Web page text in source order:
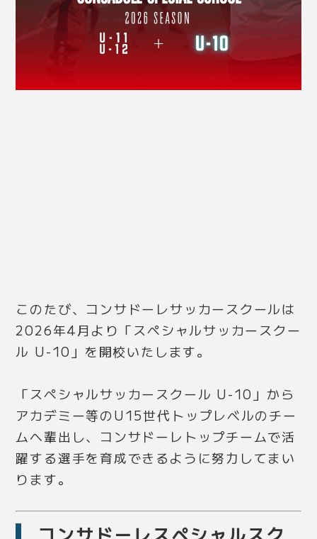
このたび、コンサドーレサッカースクールは
2026年4月より「スペシャルサッカースクー
ル U-10」を開校いたします。
「スペシャルサッカースクール U-10」から
アカデミー等のU15世代トップレベルのチー
ムへ輩出し、コンサドーレトップチームで活
躍する選手を育成できるように努力してまい
ります。
コンサドーレスペシャルスク